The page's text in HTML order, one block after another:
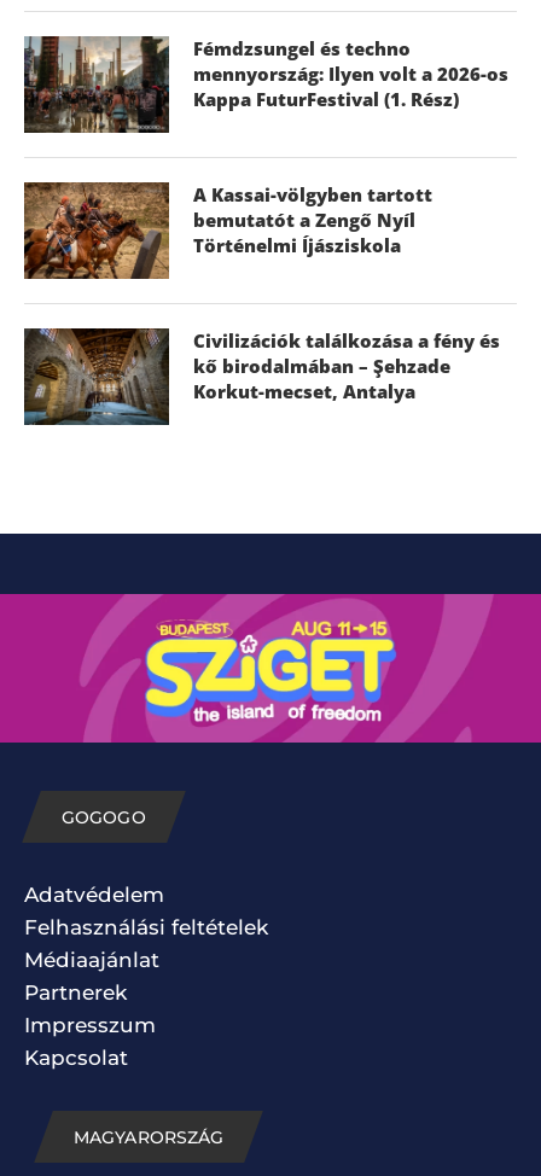
Fémdzsungel és techno
mennyország: Ilyen volt a 2026-os
Kappa FuturFestival (1. Rész)
A Kassai-völgyben tartott
bemutatót a Zengő Nyíl
Történelmi Íjásziskola
Civilizációk találkozása a fény és
kő birodalmában – Şehzade
Korkut-mecset, Antalya
GOGOGO
Adatvédelem
Felhasználási feltételek
Médiaajánlat
Partnerek
Impresszum
Kapcsolat
MAGYARORSZÁG